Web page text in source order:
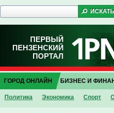
ПЕРВЫЙ
ПЕНЗЕНСКИЙ
ПОРТАЛ
ГОРОД ОНЛАЙН
Политика Экономика Спорт
БИЗНЕС И